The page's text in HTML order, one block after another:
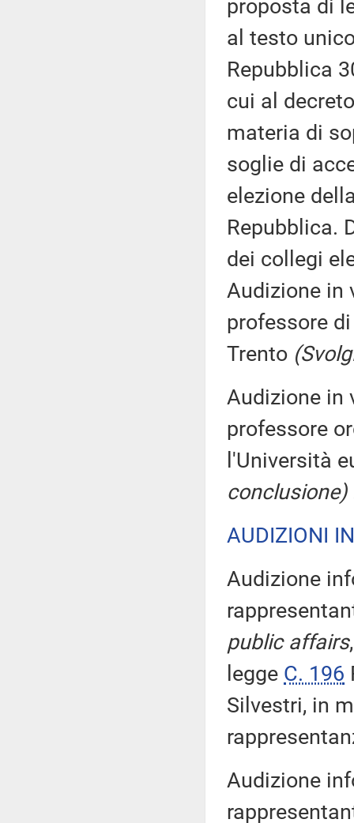
proposta di
al testo
Repubblica
cui al
materia di
soglie di
elezione
Repubblica.
dei collegi
Audizione in
professore
Trento
Audizione in
professore
l'Università
conclusione)
AUDIZIONI
Audizione
public affairs
legge C. 196
Silvestri, in
Audizione